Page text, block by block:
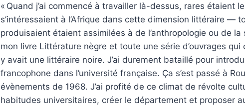
« Quand j’ai commencé à travailler là-dessus, rares étaient
s’intéressaient à l’Afrique dans cette dimension littéraire —
produisaient étaient assimilées à de l’anthropologie ou de la
mon livre Littérature nègre et toute une série d’ouvrages qui
y avait une littéraire noire. J’ai durement bataillé pour
francophone dans l’université française. Ça s’est passé à
évènements de 1968. J’ai profité de ce climat de révolte
habitudes universitaires, créer le département et proposer